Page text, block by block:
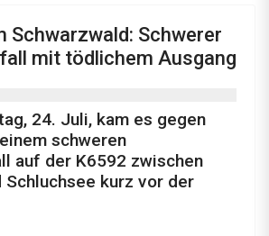
Schwarzwald: Schwerer
mit tödlichem Ausgang
24. Juli, kam es gegen
schweren
auf der K6592 zwischen
Schluchsee kurz vor der